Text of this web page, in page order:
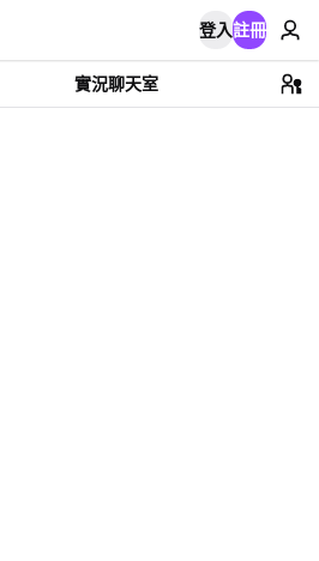
登入註冊
實況聊天室